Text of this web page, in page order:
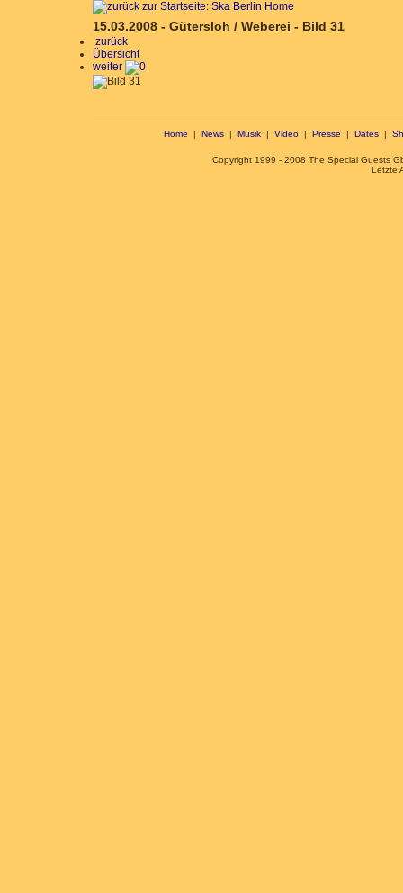
15.03.2008 - Gütersloh / Weberei - Bild 31
zurück
Übersicht
weiter
Home | News | Musik | Video | Presse | Dates |
Copyright 1999 - 2008 The Special Guests
Letzte